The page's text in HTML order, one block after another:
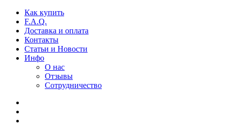
Как купить
F.A.Q.
Доставка и оплата
Контакты
Статьи и Новости
Инфо
О нас
Отзывы
Сотрудничество